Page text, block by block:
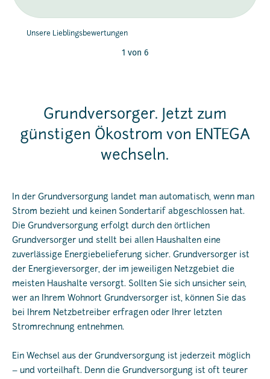
1 von 6
Unsere Lieblingsbewertungen
Grundversorger. Jetzt zum
günstigen Ökostrom von ENTEGA
wechseln.
In der Grundversorgung landet man automatisch, wenn man
Strom bezieht und keinen Sondertarif abgeschlossen hat.
Die Grundversorgung erfolgt durch den örtlichen
Grundversorger und stellt bei allen Haushalten eine
zuverlässige Energiebelieferung sicher. Grundversorger ist
der Energieversorger, der im jeweiligen Netzgebiet die
meisten Haushalte versorgt. Sollten Sie sich unsicher sein,
wer an Ihrem Wohnort Grundversorger ist, können Sie das
bei Ihrem Netzbetreiber erfragen oder Ihrer letzten
Stromrechnung entnehmen.
Ein Wechsel aus der Grundversorgung ist jederzeit möglich
– und vorteilhaft. Denn die Grundversorgung ist oft teurer